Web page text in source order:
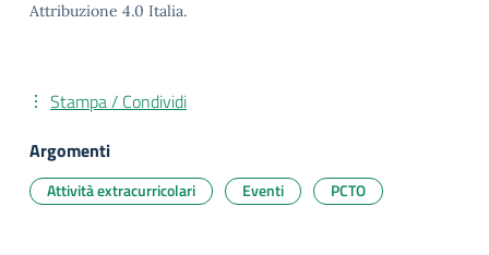
Attribuzione 4.0 Italia.
Stampa / Condividi
Argomenti
Attività extracurricolari Eventi PCTO